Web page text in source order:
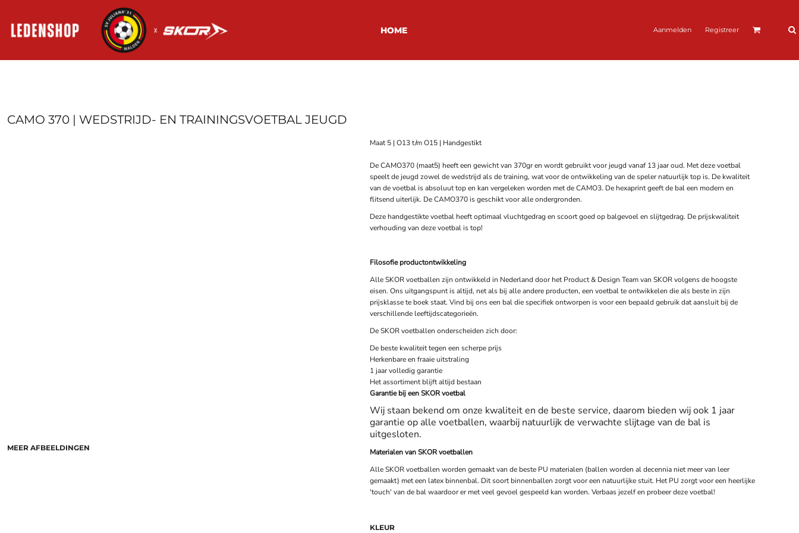
HOME Aanmelden Registreer
CAMO 370 | WEDSTRIJD- EN TRAININGSVOETBAL JEUGD
MEER AFBEELDINGEN
Maat 5 | O13 t/m O15 | Handgestikt
De CAMO370 (maat5) heeft een gewicht van 370gr en wordt gebruikt voor jeugd vanaf 13 jaar oud. Met deze voetbal
speelt de jeugd zowel de wedstrijd als de training, wat voor de ontwikkeling van de speler natuurlijk top is. De kwaliteit
van de voetbal is absoluut top en kan vergeleken worden met de CAMO3. De hexaprint geeft de bal een modern en
flitsend uiterlijk. De CAMO370 is geschikt voor alle ondergronden.
Deze handgestikte voetbal heeft optimaal vluchtgedrag en scoort goed op balgevoel en slijtgedrag. De prijskwaliteit
verhouding van deze voetbal is top!
Filosofie productontwikkeling
Alle SKOR voetballen zijn ontwikkeld in Nederland door het Product & Design Team van SKOR volgens de hoogste
eisen. Ons uitgangspunt is altijd, net als bij alle andere producten, een voetbal te ontwikkelen die als beste in zijn
prijsklasse te boek staat. Vind bij ons een bal die specifiek ontworpen is voor een bepaald gebruik dat aansluit bij de
verschillende leeftijdscategorieën.
De SKOR voetballen onderscheiden zich door:
De beste kwaliteit tegen een scherpe prijs
Herkenbare en fraaie uitstraling
1 jaar volledig garantie
Het assortiment blijft altijd bestaan
Garantie bij een SKOR voetbal
Wij staan bekend om onze kwaliteit en de beste service, daarom bieden wij ook 1 jaar
garantie op alle voetballen, waarbij natuurlijk de verwachte slijtage van de bal is
uitgesloten.
Materialen van SKOR voetballen
Alle SKOR voetballen worden gemaakt van de beste PU materialen (ballen worden al decennia niet meer van leer
gemaakt) met een latex binnenbal. Dit soort binnenballen zorgt voor een natuurlijke stuit. Het PU zorgt voor een heerlijke
'touch' van de bal waardoor er met veel gevoel gespeeld kan worden. Verbaas jezelf en probeer deze voetbal!
KLEUR
REGISTREER